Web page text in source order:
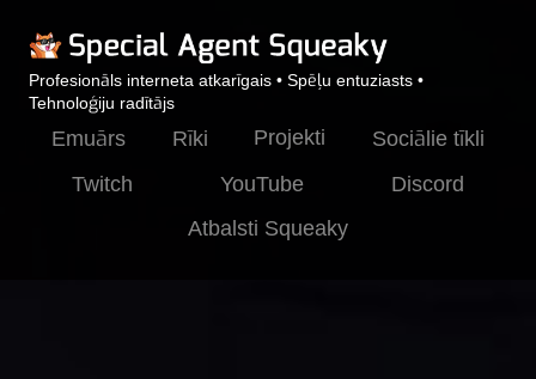
Profesionāls interneta atkarīgais • Spēļu entuziasts •
Tehnoloģiju radītājs
Emuārs Rīki Projekti
Sociālie tīkli
Twitch
YouTube
Discord
Atbalsti Squeaky